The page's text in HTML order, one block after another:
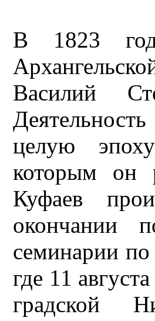
В 1823
Василий
целую
которым он
Куфаев
окончании
семинарии по
где 11
градской